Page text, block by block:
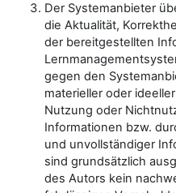
Der Systemanbieter
die Aktualität,
der bereitgestellten
gegen den
materieller oder
Nutzung oder
Informationen bzw.
und unvollständiger
sind grundsätzlich
des Autors kein